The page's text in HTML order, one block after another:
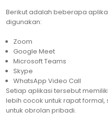
Berikut adalah beberapa
digunakan:
Zoom
Google Meet
Microsoft Teams
Skype
WhatsApp Video Call
Setiap aplikasi tersebut
lebih cocok untuk rapat
untuk obrolan pribadi.